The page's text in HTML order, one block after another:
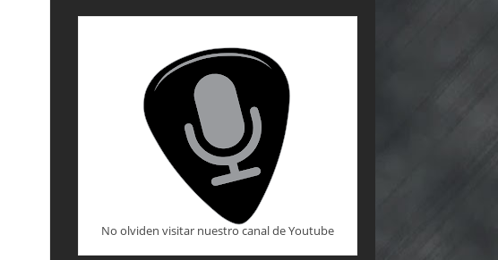
No olviden visitar nuestro canal de Youtube